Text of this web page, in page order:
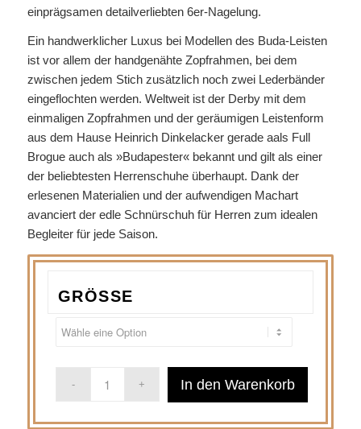
einprägsamen detailverliebten 6er-Nagelung.
Ein handwerklicher Luxus bei Modellen des Buda-Leisten
ist vor allem der handgenähte Zopfrahmen, bei dem
zwischen jedem Stich zusätzlich noch zwei Lederbänder
eingeflochten werden. Weltweit ist der Derby mit dem
einmaligen Zopfrahmen und der geräumigen Leistenform
aus dem Hause Heinrich Dinkelacker gerade aals Full
Brogue auch als »Budapester« bekannt und gilt als einer
der beliebtesten Herrenschuhe überhaupt. Dank der
erlesenen Materialien und der aufwendigen Machart
avanciert der edle Schnürschuh für Herren zum idealen
Begleiter für jede Saison.
GRÖSSE
In den Warenkorb